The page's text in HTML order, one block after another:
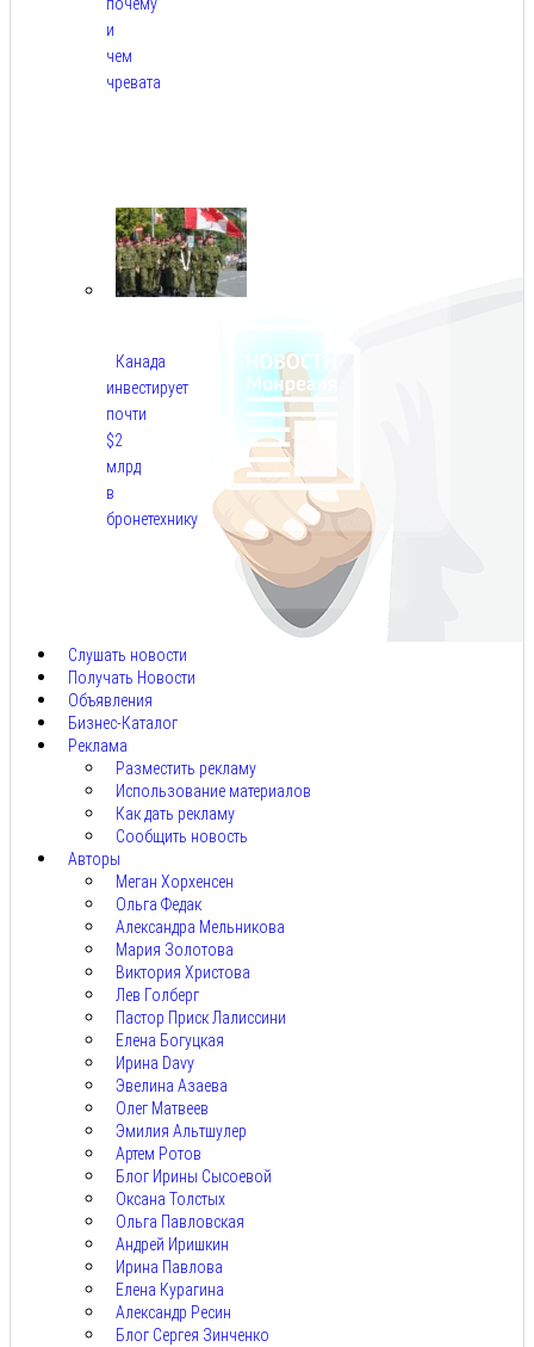
почему
и
чем
чревата
Канада
инвестирует
почти
$2
млрд
в
бронетехнику
Слушать новости
Получать Новости
Объявления
Бизнес-Каталог
Реклама
Разместить рекламу
Использование материалов
Как дать рекламу
Сообщить новость
Авторы
Меган Хорхенсен
Ольга Федак
Александра Мельникова
Мария Золотова
Виктория Христова
Лев Голберг
Пастор Приск Лалиссини
Елена Богуцкая
Ирина Davy
Эвелина Азаева
Олег Матвеев
Эмилия Альтшулер
Артем Ротов
Блог Ирины Сысоевой
Оксана Толстых
Ольга Павловская
Андрей Иришкин
Ирина Павлова
Елена Курагина
Александр Ресин
Блог Сергея Зинченко